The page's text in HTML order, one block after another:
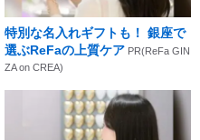
特別な名入れギフトも！ 銀座で
選ぶReFaの上質ケア PR(ReFa GIN
ZA on CREA)